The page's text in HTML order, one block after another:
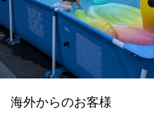
海外からのお客様